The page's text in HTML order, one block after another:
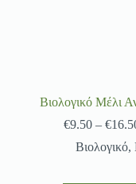
Βιολογικό Μέλι
€9.50 – €
Βιολογικό,